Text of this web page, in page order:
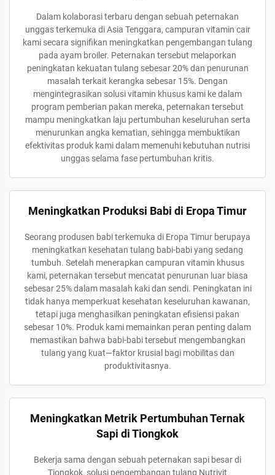
Dalam kolaborasi terbaru dengan sebuah peternakan
unggas terkemuka di Asia Tenggara, campuran vitamin cair
kami secara signifikan meningkatkan pengembangan tulang
pada ayam broiler. Peternakan tersebut melaporkan
peningkatan kekuatan tulang sebesar 20% dan penurunan
masalah terkait kerangka sebesar 15%. Dengan
mengintegrasikan solusi vitamin khusus kami ke dalam
program pemberian pakan mereka, peternakan tersebut
mampu meningkatkan laju pertumbuhan keseluruhan serta
menurunkan angka kematian, sehingga membuktikan
efektivitas produk kami dalam memenuhi kebutuhan nutrisi
unggas selama fase pertumbuhan kritis.
Meningkatkan Produksi Babi di Eropa Timur
Seorang produsen babi terkemuka di Eropa Timur berupaya
meningkatkan kesehatan tulang babi-babi yang sedang
tumbuh. Setelah menerapkan campuran vitamin khusus
kami, peternakan tersebut mencatat penurunan luar biasa
sebesar 25% dalam masalah kaki dan sendi. Peningkatan ini
tidak hanya memperkuat kesehatan keseluruhan kawanan,
tetapi juga menghasilkan peningkatan efisiensi pakan
sebesar 10%. Produk kami memainkan peran penting dalam
memastikan bahwa babi-babi tersebut mengembangkan
tulang yang kuat—faktor krusial bagi mobilitas dan
produktivitasnya.
Meningkatkan Metrik Pertumbuhan Ternak
Sapi di Tiongkok
Bekerja sama dengan sebuah peternakan sapi besar di
Tiongkok, solusi pengembangan tulang Nutrivit